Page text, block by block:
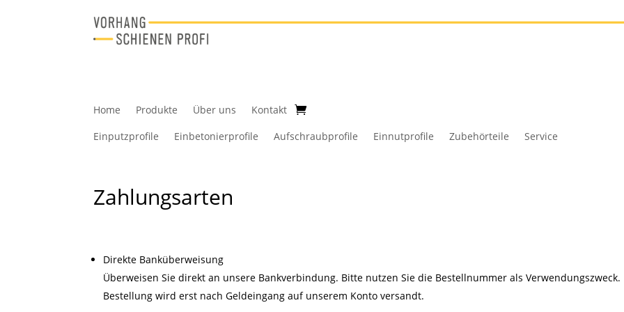
Home Produkte Über uns
Kontakt
Einputzprofile
Einbetonierprofile Aufschraubprofile Einnutprofile Zubehörteile
Zahlungsarten
Direkte Banküberweisung
Überweisen Sie direkt an unsere Bankverbindung. Bitte nutzen Sie die Bestellnummer als Verwendungszweck.
Bestellung wird erst nach Geldeingang auf unserem Konto versandt.